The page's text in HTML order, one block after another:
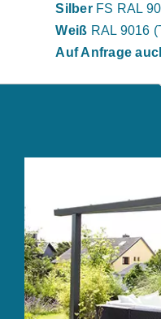
SilberFS RAL
Weiß RAL 9016
Auf Anfrage